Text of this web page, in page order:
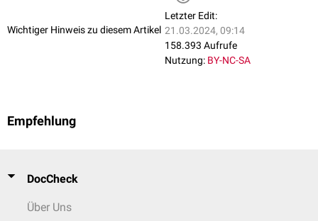
Wichtiger Hinweis zu diesem Artikel
Letzter Edit:
21.03.2024, 09:14
158.393 Aufrufe
Nutzung: BY-NC-SA
Empfehlung
DocCheck
Über Uns